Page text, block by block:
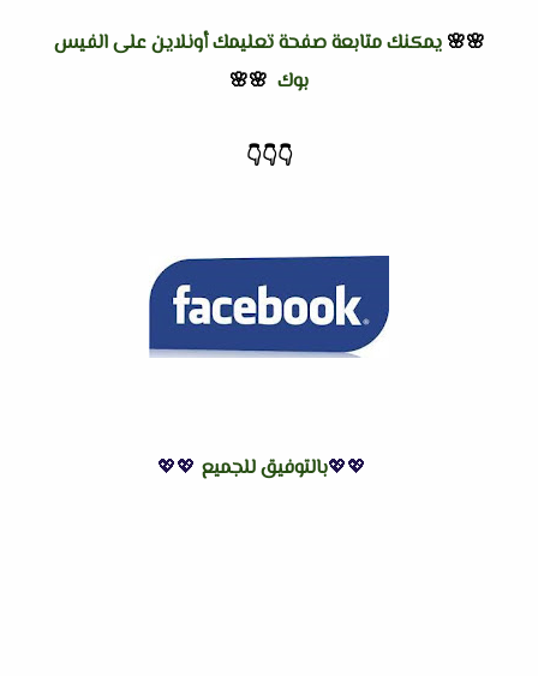
🌸🌸 يمكنك متابعة صفحة تعليمك أونلاين على الفيس
بوك 🌸🌸
👇
👇
👇
💖💖بالتوفيق للجميع 💖💖